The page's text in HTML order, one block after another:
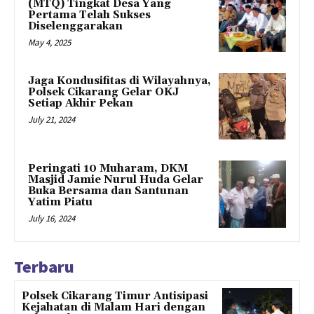
(MTQ) Tingkat Desa Yang
Pertama Telah Sukses
Diselenggarakan
May 4, 2025
Jaga Kondusifitas di Wilayahnya,
Polsek Cikarang Gelar OKJ
Setiap Akhir Pekan
July 21, 2024
Peringati 10 Muharam, DKM
Masjid Jamie Nurul Huda Gelar
Buka Bersama dan Santunan
Yatim Piatu
July 16, 2024
Terbaru
Polsek Cikarang Timur Antisipasi
Kejahatan di Malam Hari dengan